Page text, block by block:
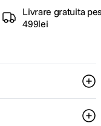
Livrare gratuita
499lei